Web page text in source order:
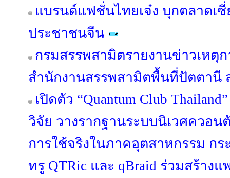
แบรนด์แฟชั่นไทยเจ๋ง บุกตลาดเ
ประชาชนจีน
กรมสรรพสามิตรายงานข่าวเหตุ
สำนักงานสรรพสามิตพื้นที่ปัตตานี
เปิดตัว “Quantum Club
วิจัย วางรากฐานระบบนิเวศควอน
การใช้จริงในภาคอุตสาหกรรม กร
ทรู QTRic และ qBraid ร่วมสร้าง